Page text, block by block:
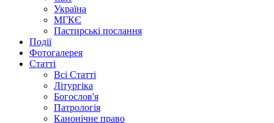
Україна
МГКЄ
Пастирські послання
Події
Фотогалерея
Статті
Всі Статті
Літургіка
Богослов'я
Патрологія
Канонічне право